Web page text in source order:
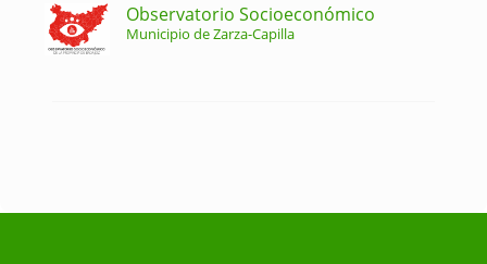
Observatorio Socioeconómico
Municipio de Zarza-Capilla